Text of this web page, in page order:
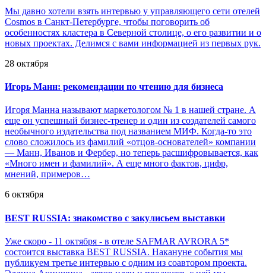
Мы давно хотели взять интервью у управляющего сети отелей
Cosmos в Санкт-Петербурге, чтобы поговорить об
особенностях кластера в Северной столице, о его развитии и о
новых проектах. Делимся с вами информацией из первых рук.
28 октября
Игорь Манн: рекомендации по чтению для бизнеса
Игоря Манна называют маркетологом № 1 в нашей стране. А
еще он успешный бизнес-тренер и один из создателей самого
необычного издательства под названием МИФ. Когда-то это
слово сложилось из фамилий «отцов-основателей» компании
— Манн, Иванов и Фербер, но теперь расшифровывается, как
«Много имен и фамилий». А еще много фактов, цифр,
мнений, примеров…
6 октября
BEST RUSSIA: знакомство с закулисьем выставки
Уже скоро - 11 октября - в отеле SAFMAR AVRORA 5*
состоится выставка BEST RUSSIA. Накануне события мы
публикуем третье интервью с одним из соавтором проекта.